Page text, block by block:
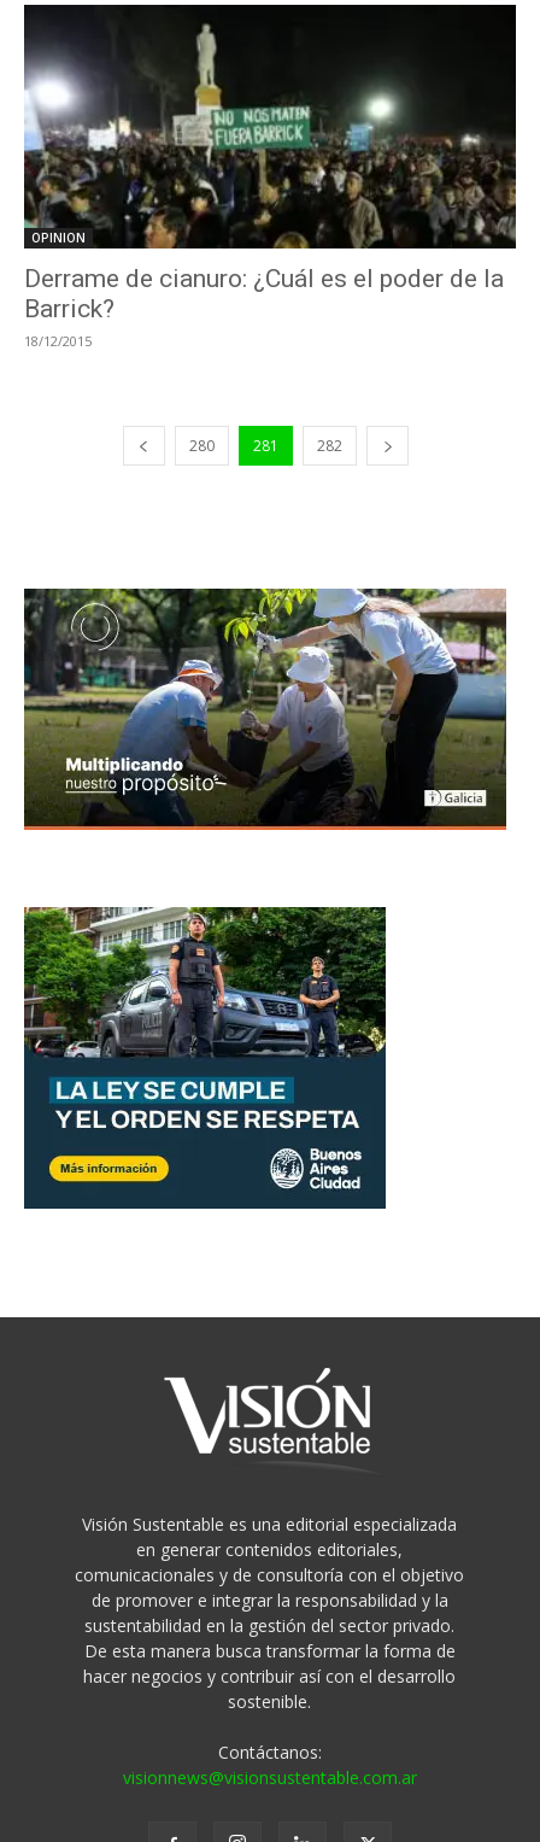
OPINION
Derrame de cianuro: ¿Cuál es el poder de la
Barrick?
18/12/2015
280 281 282
Visión Sustentable es una editorial especializada
en generar contenidos editoriales,
comunicacionales y de consultoría con el objetivo
de promover e integrar la responsabilidad y la
sustentabilidad en la gestión del sector privado.
De esta manera busca transformar la forma de
hacer negocios y contribuir así con el desarrollo
sostenible.
Contáctanos:
visionnews@visionsustentable.com.ar